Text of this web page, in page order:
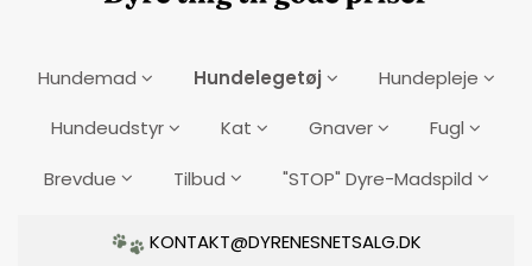
Hundemad Hundelegetøj Hundepleje
Hundeudstyr Kat Gnaver Fugl
Brevdue Tilbud "STOP" Dyre-Madspild
KONTAKT@DYRENESNETSALG.DK